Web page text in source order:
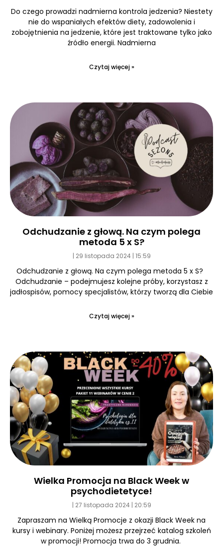
Do czego prowadzi nadmierna kontrola jedzenia? Niestety
nie do wspaniałych efektów diety, zadowolenia i
zobojętnienia na jedzenie, które jest traktowane tylko jako
źródło energii. Nadmierna
Czytaj więcej »
Odchudzanie z głową. Na czym polega
metoda 5 x S?
29 listopada 2024 15:59
Odchudzanie z głową. Na czym polega metoda 5 x S?
Odchudzanie – podejmujesz kolejne próby, korzystasz z
jadłospisów, pomocy specjalistów, którzy tworzą dla Ciebie
Czytaj więcej »
Wielka Promocja na Black Week w
psychodietetyce!
27 listopada 2024 20:59
Zapraszam na Wielką Promocje z okazji Black Week na
kursy i webinary. Poniżej możesz przejrzeć katalog szkoleń
w promocji! Promocja trwa do 3 grudnia.